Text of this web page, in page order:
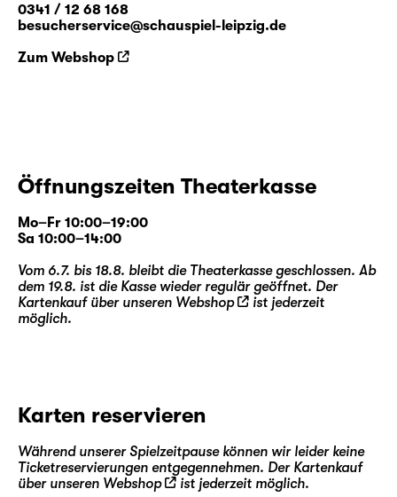
0341 / 12 68 168
besucherservice@schauspiel-leipzig.de
Zum Webshop
Öffnungszeiten Theaterkasse
Mo–Fr 10:00–19:00
Sa 10:00–14:00
Vom 6.7. bis 18.8. bleibt die Theaterkasse geschlossen. Ab
dem 19.8. ist die Kasse wieder regulär geöffnet. Der
Kartenkauf über unseren Webshop
ist jederzeit
möglich.
Karten reservieren
Während unserer Spielzeitpause können wir leider keine
Ticketreservierungen entgegennehmen. Der Kartenkauf
über unseren Webshop ist jederzeit möglich.